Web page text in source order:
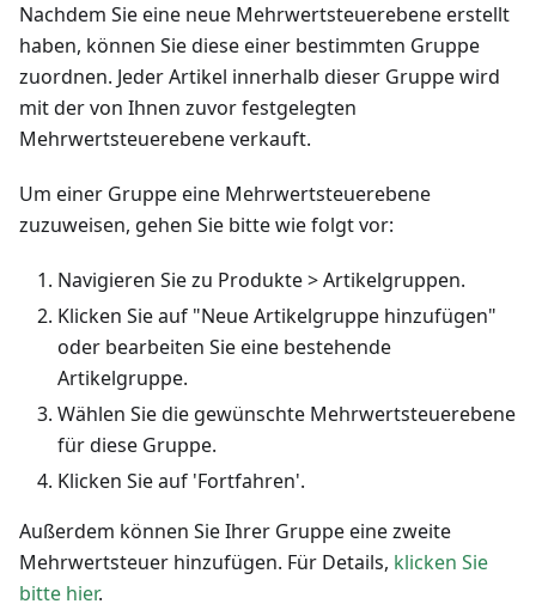
Nachdem Sie eine neue Mehrwertsteuerebene erstellt
haben, können Sie diese einer bestimmten Gruppe
zuordnen. Jeder Artikel innerhalb dieser Gruppe wird
mit der von Ihnen zuvor festgelegten
Mehrwertsteuerebene verkauft.
Um einer Gruppe eine Mehrwertsteuerebene
zuzuweisen, gehen Sie bitte wie folgt vor:
Navigieren Sie zu Produkte > Artikelgruppen.
Klicken Sie auf "Neue Artikelgruppe hinzufügen"
oder bearbeiten Sie eine bestehende
Artikelgruppe.
Wählen Sie die gewünschte Mehrwertsteuerebene
für diese Gruppe.
Klicken Sie auf 'Fortfahren'.
Außerdem können Sie Ihrer Gruppe eine zweite
Mehrwertsteuer hinzufügen. Für Details, klicken Sie
bitte hier.